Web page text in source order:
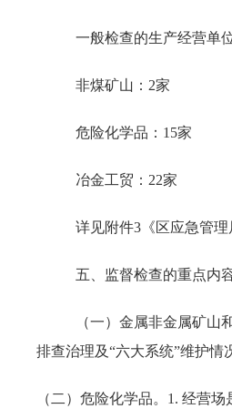
一般检查的生产经营单
非煤矿山：2家
危险化学品：15家
冶金工贸：22家
详见附件3《区应急管
五、监督检查的重点内
（一）金属非金属矿
排查治理及“六大系统”维护
（二）危险化学品。1. 经营